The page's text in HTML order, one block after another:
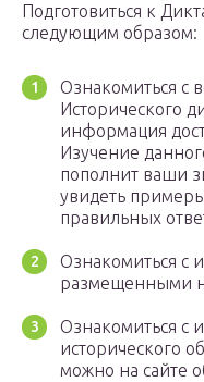
Подготовиться к
следующим образом:
Ознакомиться с
Исторического
информация
Изучение
пополнит ваши
увидеть
правильных
Ознакомиться с
размещенными
Ознакомиться с
исторического
можно на сайте